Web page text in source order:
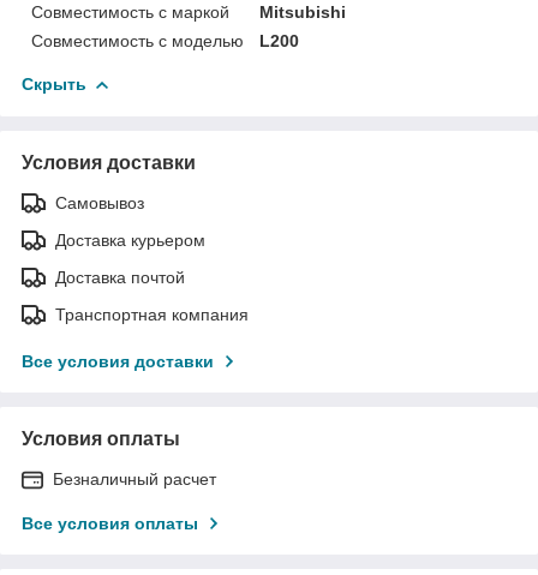
Совместимость с маркой
Mitsubishi
Совместимость с моделью
L200
Скрыть
Условия доставки
Самовывоз
Доставка курьером
Доставка почтой
Транспортная компания
Все условия доставки
Условия оплаты
Безналичный расчет
Все условия оплаты